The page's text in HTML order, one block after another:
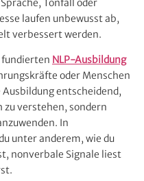
Tonfall oder
laufen unbewusst ab,
verbessert werden.
fundierten NLP-Ausbildung
oder Menschen
entscheidend,
verstehen, sondern
In
unter anderem, wie du
nonverbale Signale liest